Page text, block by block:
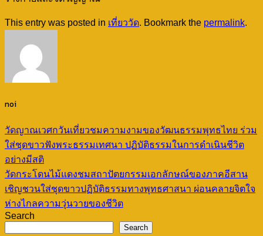
This entry was posted in เที่ยววัด. Bookmark the permalink.
noi
วัดญาณเวศกวันเที่ยวชมความงามของวัฒนธรรมพุทธไทย ร่วม
ใส่ชุดขาวฟังพระธรรมเทศนา ปฏิบัติธรรมในการดำเนินชีวิต
อย่างมีสติ
วัดกระโดนไม้แดงชมสถาปัตยกรรมเอกลักษณ์ของภาคอีสาน
เชิญชวนใส่ชุดขาวปฏิบัติธรรมทางพุทธศาสนา ผ่อนคลายจิตใจ
ห่างไกลความวุ่นวายของชีวิต
Search
Search